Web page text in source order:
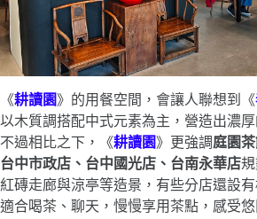
《耕讀園》的用餐空間，會讓人聯想到《
以木質調搭配中式元素為主，營造出濃
不過相比之下，《耕讀園》更強調庭園
台中市政店、台中國光店、台南永華店
紅磚走廊與涼亭等造景，有些分店還設
適合喝茶、聊天，慢慢享用茶點，感受